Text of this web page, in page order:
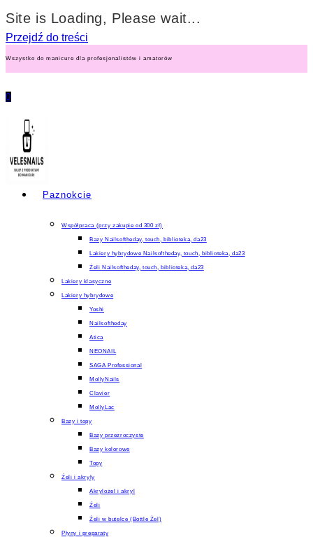
Site is Loading, Please wait...
Przejdź do treści
Wszystko do manicure dla profesjonalistów i amatorów
0
Paznokcie
Współpraca (przy zakupie od 300 zł)
Bazy Nailsoftheday, touch, biblioteka, da23
Lakiery hybrydowe Nailsoftheday, touch, biblioteka, da23
Żeli Nailsoftheday, touch, biblioteka, da23
Lakiery klasyczne
Lakiery hybrydowe
Yoshi
Nailsoftheday
Atica
NEONAIL
SAGA Professional
MollyNails
Clavier
MollyLac
Bazy i topy
Bazy przezroczyste
Bazy kolorowe
Topy
Żeli i akryly
Akrylożel i akryl
Żeli
Żeli w butelce (Bottle Żel)
Płyny i preparaty
Pojemność
Marka
Molly Nails
Odcienie
Białe
Seria
Molly Nails Gel in Bottle Pro Salon
Formuła
Osoba odpowiedzialna/ Producent
Molly Lac Michał Szewczyk ul. Piotrkowska 270 90-